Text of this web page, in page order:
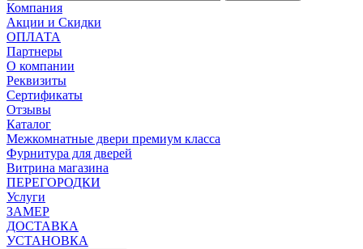
Компания
Акции и Скидки
ОПЛАТА
Партнеры
О компании
Реквизиты
Сертификаты
Отзывы
Каталог
Межкомнатные двери премиум класса
Фурнитура для дверей
Витрина магазина
ПЕРЕГОРОДКИ
Услуги
ЗАМЕР
ДОСТАВКА
УСТАНОВКА